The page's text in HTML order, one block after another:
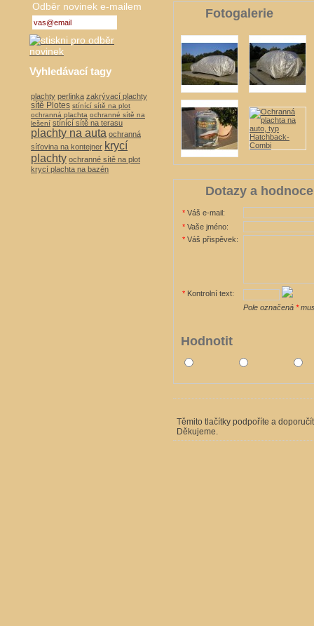
Fotogalerie
Dotazy a
* Váš e-mail:
* Vaše jméno:
* Váš přispěvek:
* Kontrolní text:
Pole označená *
Hodnotit
Těmito tlačítky podpoříte a
Děkujeme.
Odběr novinek e-mailem
Vyhledávací tagy
plachty perlinka zakrývací plachty
sítě Plotes stínící sítě na plot
ochranná plachta ochranné sítě na
lešení stínící sítě na terasu
plachty na auta ochranná
síťovina na kontejner krycí
plachty ochranné sítě na plot
krycí plachta na bazén